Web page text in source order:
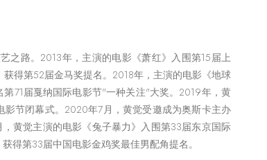
之路。2013年，主演的电影《萧红》入围第15届上
得第52届金马奖提名。2018年，主演的电影《地球
71届戛纳国际电影节"一种关注"大奖。2019年，黄
节闭幕式。2020年7月，黄觉受邀成为奥斯卡主办
黄觉主演的电影《兔子暴力》入围第33届东京国际
得第33届中国电影金鸡奖最佳男配角提名。